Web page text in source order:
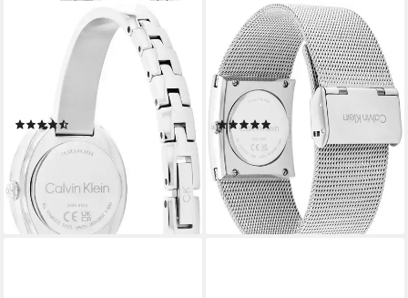
CALVIN KLEIN
Quarzuhr TWISTED BEZEL
25100055, Armbanduhr,
Damenuhr, Edelstahlarmband,
134,95 € 149,00 €
-9%
lieferbar - in 1-2 Werktagen bei dir
CALVIN KLEIN
Quarzuhr CK PULSE 26 mm
25100061, Armbanduhr,
Damenuhr, analog,
Edelstahlarmband
(4)
123,45 € UVP 139,00 €
-11%
lieferbar - in 1-2 Werktagen bei dir